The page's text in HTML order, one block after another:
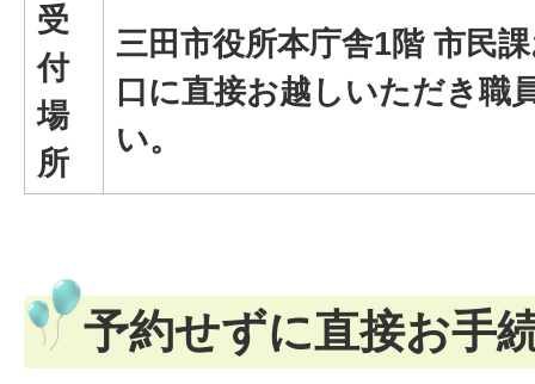
受
付
場
所
三田市役所本庁舎1階 市民
口に直接お越しいただき職
い。
予約せずに直接お手